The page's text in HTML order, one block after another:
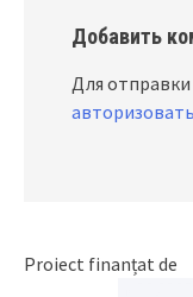
Добавить
Для
Proiect finanțat de